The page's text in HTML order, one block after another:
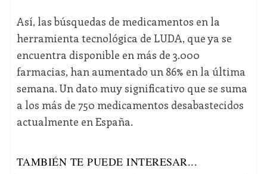
Así, las búsquedas de medicamentos en la
herramienta tecnológica de LUDA, que ya se
encuentra disponible en más de 3.000
farmacias, han aumentado un 86% en la última
semana. Un dato muy significativo que se suma
a los más de 750 medicamentos desabastecidos
actualmente en España.
TAMBIÉN TE PUEDE INTERESAR...